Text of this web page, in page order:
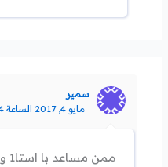
سمير
مايو 4, 2017 الساعة 11:14 ص